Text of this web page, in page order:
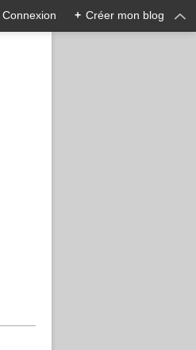
Connexion + Créer mon blog